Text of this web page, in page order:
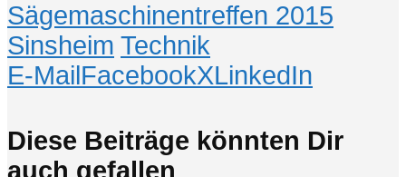
Sägemaschinentreffen 2015
Sinsheim Technik
E-Mail FacebookXLinkedIn
Diese Beiträge könnten Dir
auch gefallen